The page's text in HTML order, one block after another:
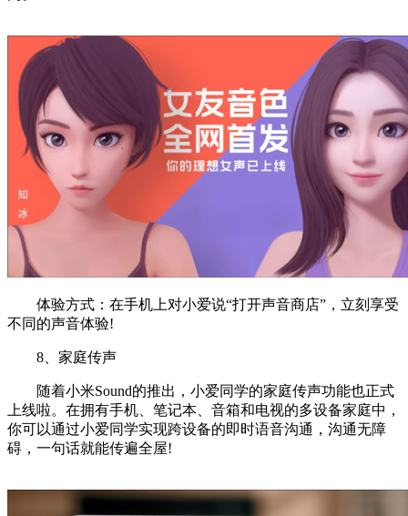
体验方式：在手机上对小爱说“打开声音商店”，立刻享受
不同的声音体验!
8、家庭传声
随着小米Sound的推出，小爱同学的家庭传声功能也正式
上线啦。在拥有手机、笔记本、音箱和电视的多设备家庭中，
你可以通过小爱同学实现跨设备的即时语音沟通，沟通无障
碍，一句话就能传遍全屋!